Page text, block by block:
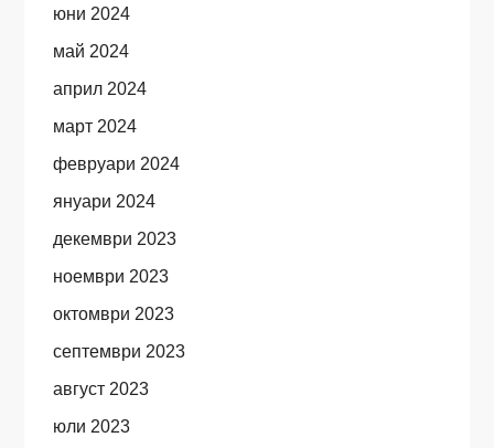
юни 2024
май 2024
април 2024
март 2024
февруари 2024
януари 2024
декември 2023
ноември 2023
октомври 2023
септември 2023
август 2023
юли 2023